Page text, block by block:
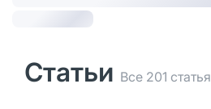
Статьи Все 201 статья